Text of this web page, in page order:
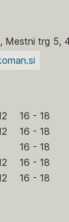
Mestni trg 5,
16 - 18
16 - 18
16 - 18
16 - 18
16 - 18